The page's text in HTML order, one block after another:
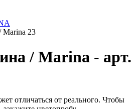
23
/ Marina - арт.
отличаться от реального. Чтобы